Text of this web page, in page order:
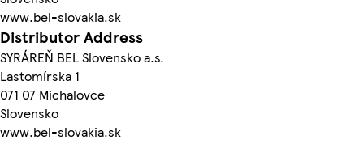
www.bel-slovakia.sk
Distributor Address
SYRÁREŇ BEL Slovensko a.s.
Lastomírska 1
071 07 Michalovce
Slovensko
www.bel-slovakia.sk